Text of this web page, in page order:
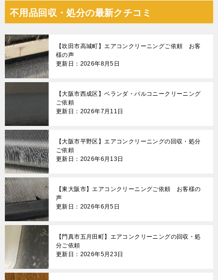
ナ
ビ
ゲ
ー
シ
ョ
不用品回収・処分の最新クチコミ
【吹田市高城町】エアコンクリーニングご依頼 お客
様の声
更新日：2026年8月5日
【大阪市西成区】ベランダ・バルコニークリーニング
ご依頼
更新日：2026年7月11日
【大阪市平野区】エアコンクリーニングの回収・処分
ご依頼
更新日：2026年6月13日
【東大阪市】エアコンクリーニングご依頼 お客様の
声
更新日：2026年6月5日
【門真市五月田町】エアコンクリーニングの回収・処
分ご依頼
更新日：2026年5月23日